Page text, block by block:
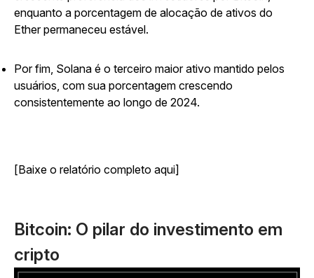
enquanto a porcentagem de alocação de ativos do
Ether permaneceu estável.
Por fim, Solana é o terceiro maior ativo mantido pelos
usuários, com sua porcentagem crescendo
consistentemente ao longo de 2024.
[Baixe o relatório completo aqui]
Bitcoin: O pilar do investimento em
cripto